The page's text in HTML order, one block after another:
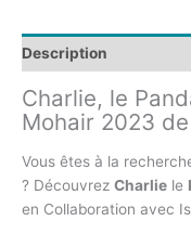
Description
Charlie, le
Mohair 2023
Vous êtes à la
? Découvrez Charlie le
en Collaboration avec